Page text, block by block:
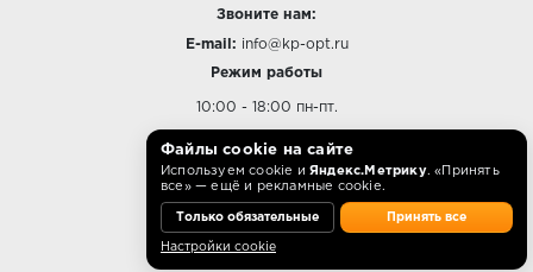
Звоните нам:
E-mail: info@kp-opt.ru
Режим работы
10:00 - 18:00 пн-пт.
О КОМПАНИИ
Контакты
Файлы cookie на сайте
Используем cookie и Яндекс.Метрику. «Принять
все» — ещё и рекламные cookie.
Только обязательные Принять все
Настройки cookie